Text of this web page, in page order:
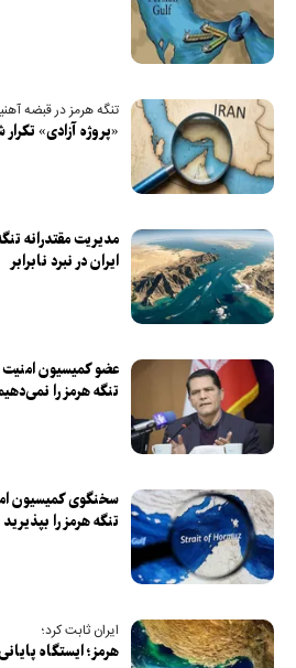
تنگه هرمز در قبضه
«پروژه آزادی»
مدیریت مقتدرانه
ایران در نبرد نابرابر
عضو کمیسیون امنیت
تنگه هرمز را
سخنگوی کمیسیون
تنگه هرمز را بپذیرید
ایران ثابت کرد؛
هرمز؛ ایستگاه